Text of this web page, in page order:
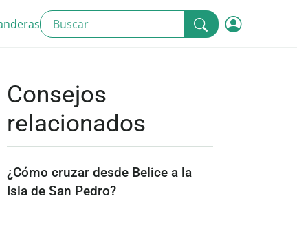
Consejos
relacionados
¿Cómo cruzar desde Belice a la
Isla de San Pedro?